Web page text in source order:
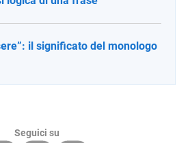
il significato del monologo
Seguici su